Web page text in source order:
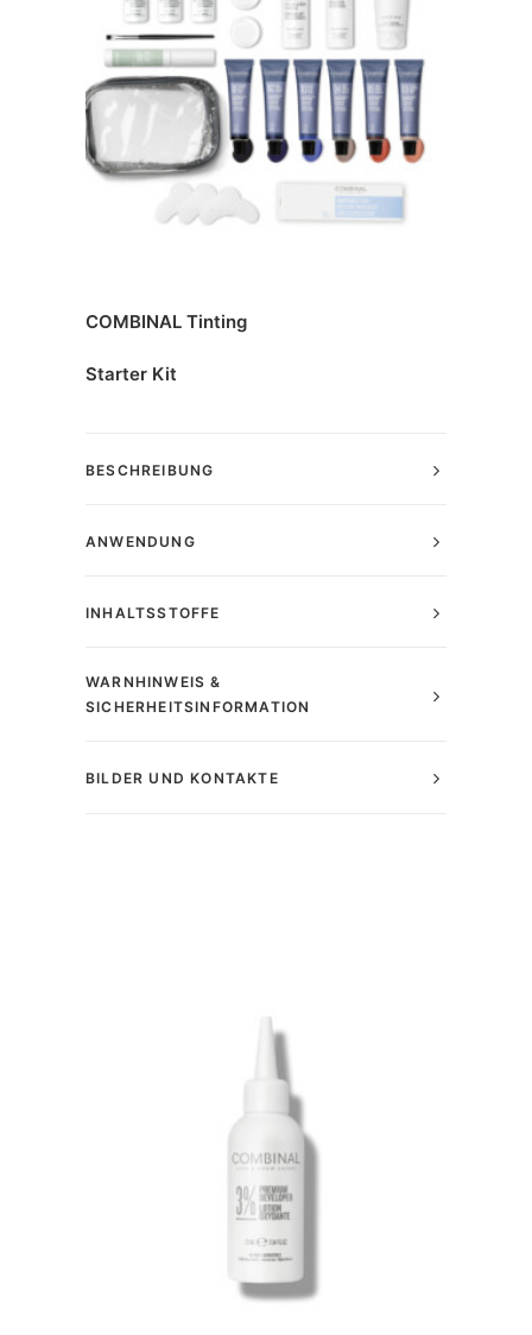
COMBINAL Tinting
Starter Kit
BESCHREIBUNG
ANWENDUNG
INHALTSSTOFFE
WARNHINWEIS &
SICHERHEITSINFORMATION
BILDER UND KONTAKTE